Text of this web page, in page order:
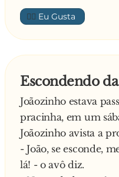
foram recebidos
não cansava de
Foi então que o
dono e disse:
o Brasil
Minha mãe passou
mim. Até faltou ao
logo. Mãe, só tem
Então foi a vez de
aprender. Tirava
de recuperação.
ensinando e me
dos melhores de
Aí, claro, a vez de
— Ontem tinha
👍🏼
Escondendo
Joãozinho estava
pracinha, em um
Joãozinho avista a
- João, se esconde,
lá! - o avô diz.